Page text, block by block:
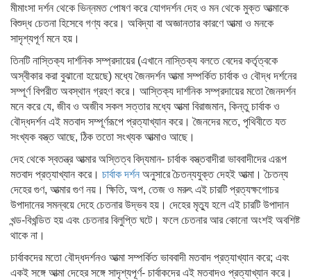
মীমাংসা দর্শন থেকে ভিন্নমত পোষণ করে যোগদর্শন দেহ ও মন থেকে মুক্ত আত্মাকে
বিশুদ্ধ চেতনা হিসেবে গণ্য করে। অবিদ্যা বা অজ্ঞানতার কারণে আত্মা ও মনকে
সাদৃশ্যপূর্ণ মনে হয়।
তিনটি নাস্তিক্য দার্শনিক সম্প্রদায়ের (এখানে নাস্তিক্য বলতে বেদের কর্তৃত্বকে
অস্বীকার করা বুঝানো হয়েছে) মধ্যে জৈনদর্শন আত্মা সম্পর্কিত চার্বাক ও বৌদ্ধ দর্শনের
সম্পূর্ণ বিপরীত অবস্থান গ্রহণ করে। আস্তিক্য দার্শনিক সম্প্রদায়ের মতো জৈনদর্শন
মনে করে যে, জীব ও অজীব সকল সত্তার মধ্যে আত্মা বিরাজমান, কিন্তু চার্বাক ও
বৌদ্ধদর্শন এই মতবাদ সম্পূর্ণরূপে প্রত্যাখ্যান করে। জৈনদের মতে, পৃথিবীতে যত
সংখ্যক বস্ত্ত আছে, ঠিক ততো সংখ্যক আত্মাও আছে।
দেহ থেকে স্বতন্ত্র আত্মার অস্তিত্ব বিদ্যমান- চার্বাক বস্ত্তবাদীরা ভাববাদীদের এরূপ
মতবাদ প্রত্যাখ্যান করে। চার্বাক দর্শন অনুসারে চৈতন্যযুক্ত দেহই আত্মা। চৈতন্য
দেহের গুণ, আত্মার গুণ নয়। ক্ষিতি, অপ, তেজ ও মরুৎ এই চারটি প্রত্যক্ষগোচর
উপাদানের সমন্বয়ে দেহে চেতনার উদ্ভব হয়। দেহের মৃত্যু হলে এই চারটি উপাদান
খন্ড-বিখন্ডিত হয় এবং চেতনার বিলুপ্তি ঘটে। ফলে চেতনার আর কোনো অংশই অবশিষ্ট
থাকে না।
চার্বাকদের মতো বৌদ্ধদর্শনও আত্মা সম্পর্কিত ভাববাদী মতবাদ প্রত্যাখ্যান করে; এবং
একই সঙ্গে আত্মা দেহের সঙ্গে সাদৃশ্যপূর্ণ- চার্বাকদের এই মতবাদও প্রত্যাখ্যান করে।